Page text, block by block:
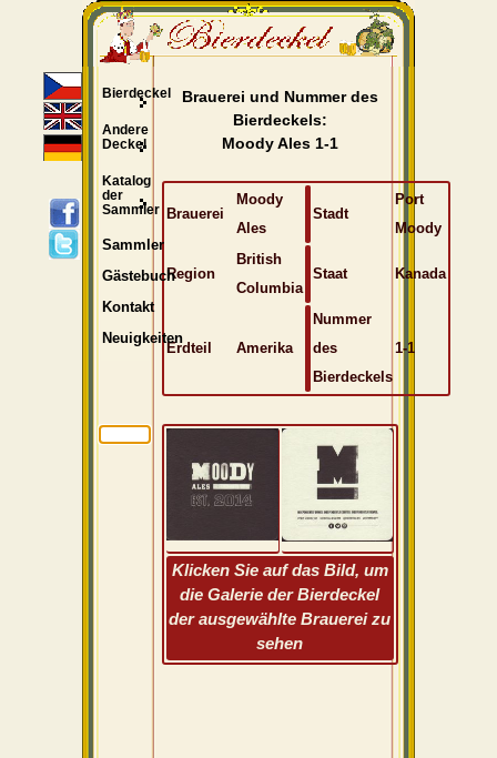
Brauerei und Nummer des
Bierdeckels:
Moody Ales 1-1
Brauerei
Moody
Ales
Stadt
Port
Moody
Region
British
Columbia
Staat Kanada
Erdteil Amerika
Nummer
des
Bierdeckels
1-1
Klicken Sie auf das Bild, um
die Galerie der Bierdeckel
der ausgewählte Brauerei zu
sehen
Bierdeckel
Andere
Deckel
Katalog
der
Sammler
Sammler
Gästebuch
Kontakt
Neuigkeiten